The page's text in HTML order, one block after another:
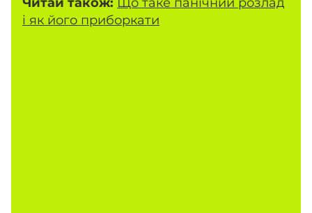
і як його приборкати